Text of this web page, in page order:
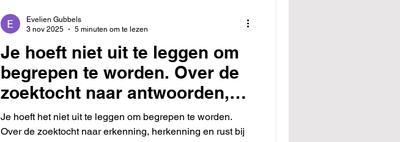
Je hoeft niet uit te leggen om
begrepen te worden. Over de
zoektocht naar antwoorden,
onbegrip en jezelf niet
kwijtraken onderweg.
Je hoeft het niet uit te leggen om begrepen te worden.
Over de zoektocht naar erkenning, herkenning en rust bij
Evelien Gubbels
3 nov 2025
5 minuten om te lezen